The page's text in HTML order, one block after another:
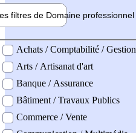
filtres de Domaine professionnel
professionel
Achats / Comptabilité / Gestion
Arts / Artisanat d'art
Banque / Assurance
Bâtiment / Travaux Publics
Commerce / Vente